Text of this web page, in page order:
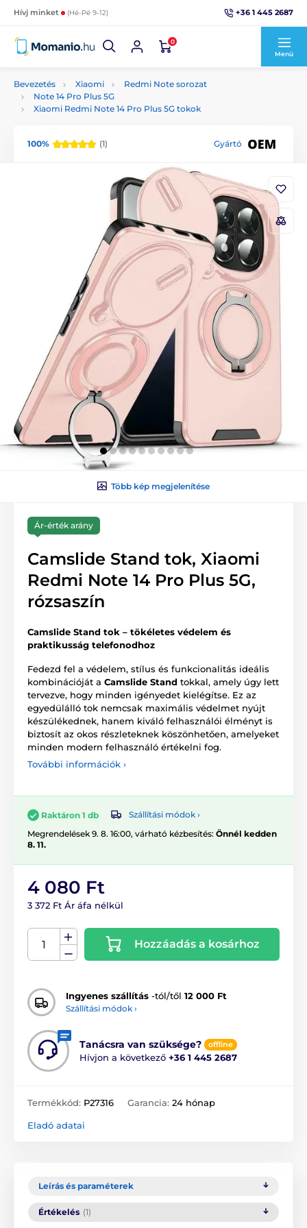
Hívj minket (Hé-Pé 9-12) +36 1 445 2687
0
Menü
Bevezetés Xiaomi
Redmi Note sorozat
Note 14 Pro Plus 5G
Xiaomi Redmi Note 14 Pro Plus 5G tokok
100% (1) Gyártó
Több kép megjelenítése
Ár-érték arány
Camslide Stand tok, Xiaomi
Redmi Note 14 Pro Plus 5G,
rózsaszín
Camslide Stand tok – tökéletes védelem és
praktikusság telefonodhoz
Fedezd fel a védelem, stílus és funkcionalitás ideális
kombinációját a Camslide Stand tokkal, amely úgy lett
tervezve, hogy minden igényedet kielégítse. Ez az
egyedülálló tok nemcsak maximális védelmet nyújt
készülékednek, hanem kiváló felhasználói élményt is
biztosít az okos részleteknek köszönhetően, amelyeket
minden modern felhasználó értékelni fog.
További információk ›
Raktáron 1 db
Szállítási módok ›
Megrendelések 9. 8. 16:00, várható kézbesítés: Önnél kedden
8. 11.
4 080 Ft
3 372 Ft Ár áfa nélkül
Hozzáadás a kosárhoz
Ingyenes szállítás -tól/től 12 000 Ft
Szállítási módok ›
Tanácsra van szüksége? offline
Hívjon a következő +36 1 445 2687
Termékkód: P27316 Garancia: 24 hónap
Eladó adatai
Leírás és paraméterek
Értékelés (1)